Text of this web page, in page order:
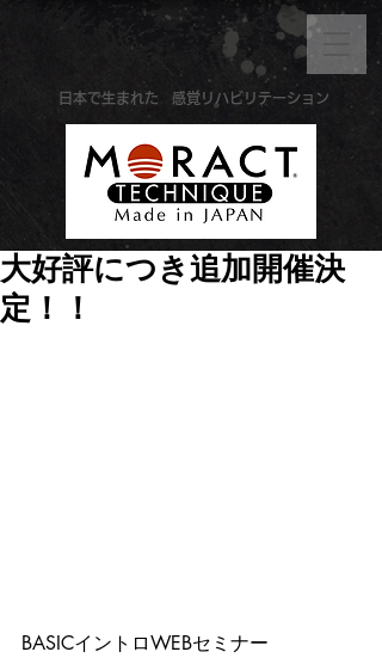
感覚リハビリテーション
​日本で生まれた
大好評につき追加開催決
定！！
BASICイントロWEBセミナー